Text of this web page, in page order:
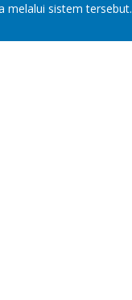
melalui sistem tersebut.